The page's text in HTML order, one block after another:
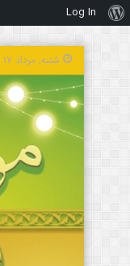
درباره
وردپرس
Log In
شنبه, مرداد ۱۷ ۱۴۰۵